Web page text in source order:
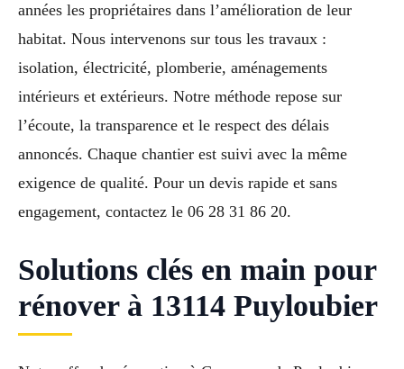
années les propriétaires dans l’amélioration de leur
habitat. Nous intervenons sur tous les travaux :
isolation, électricité, plomberie, aménagements
intérieurs et extérieurs. Notre méthode repose sur
l’écoute, la transparence et le respect des délais
annoncés. Chaque chantier est suivi avec la même
exigence de qualité. Pour un devis rapide et sans
engagement, contactez le 06 28 31 86 20.
Solutions clés en main pour
rénover à 13114 Puyloubier